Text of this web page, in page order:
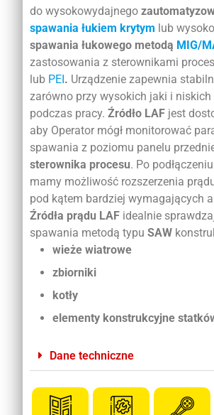
do wysokowydajnego
spawania łukiem krytym lub
spawania łukowego metodą MIG/
zastosowania z sterownikami
lub PEI. Urządzenie zapewnia
zarówno przy wysokich jaki i niskich
podczas pracy. Źródło LAF jest
aby Operator mógł monitorować
spawania z poziomu panelu
sterownika procesu. Po
mamy możliwość rozszerzenia
pod kątem bardziej wymagających
Źródła prądu LAF idealnie
spawania metodą typu SAW
wieże wiatrowe
zbiorniki
kotły
elementy konstrukcyjne
Dane techniczne